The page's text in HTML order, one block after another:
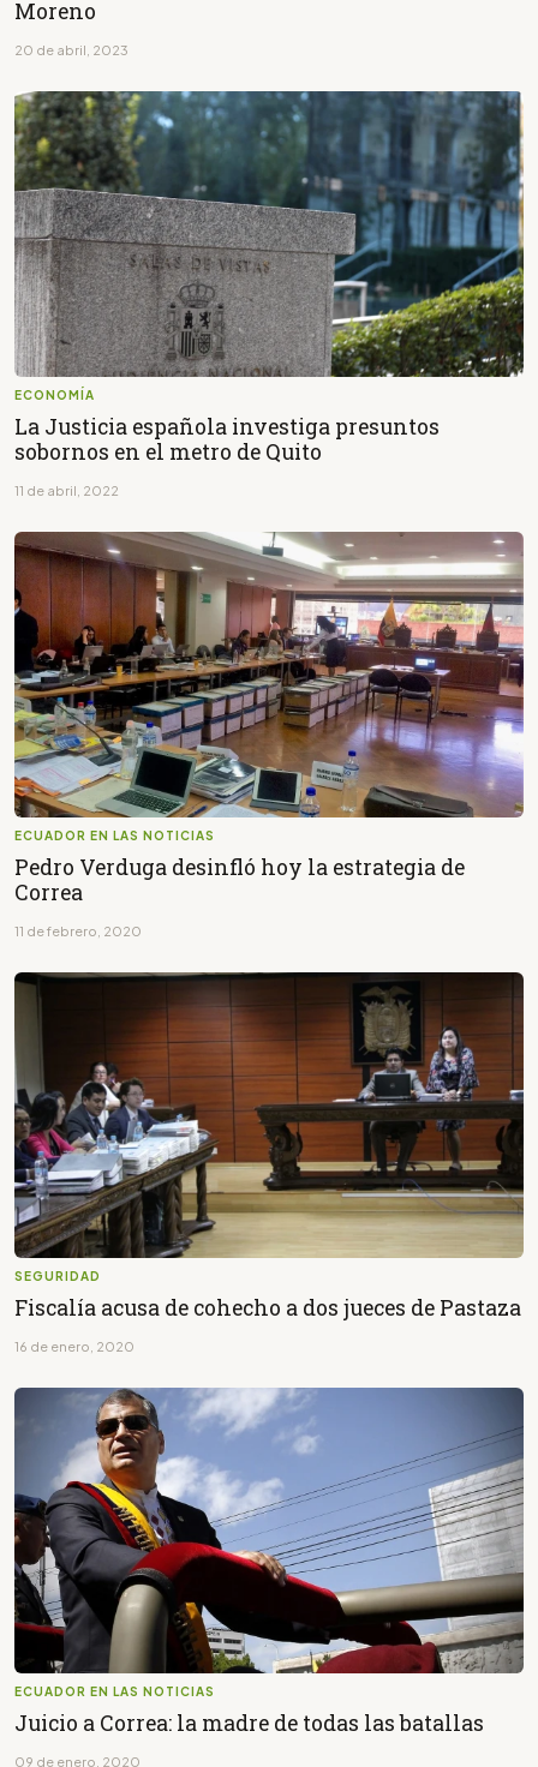
Moreno
20 de abril, 2023
ECONOMÍA
La Justicia española investiga presuntos
sobornos en el metro de Quito
11 de abril, 2022
ECUADOR EN LAS NOTICIAS
Pedro Verduga desinfló hoy la estrategia de
Correa
11 de febrero, 2020
SEGURIDAD
Fiscalía acusa de cohecho a dos jueces de Pastaza
16 de enero, 2020
ECUADOR EN LAS NOTICIAS
Juicio a Correa: la madre de todas las batallas
09 de enero, 2020